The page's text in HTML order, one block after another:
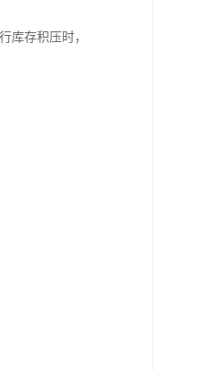
库存积压时，